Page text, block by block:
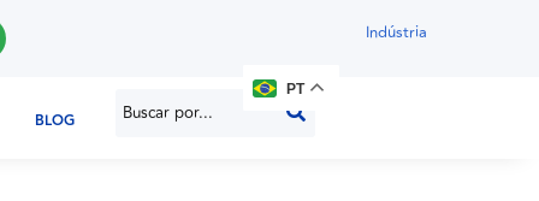
Indústria
BLOG
PT